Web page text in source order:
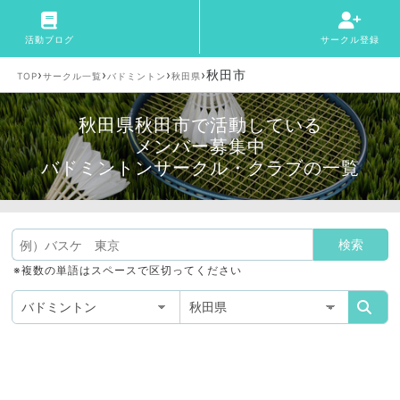
活動ブログ サークル登録
TOP›サークル一覧 › バドミントン ›秋田県›秋田市
秋田県秋田市で活動している
メンバー募集中
バドミントンサークル・クラブの一覧
※複数の単語はスペースで区切ってください